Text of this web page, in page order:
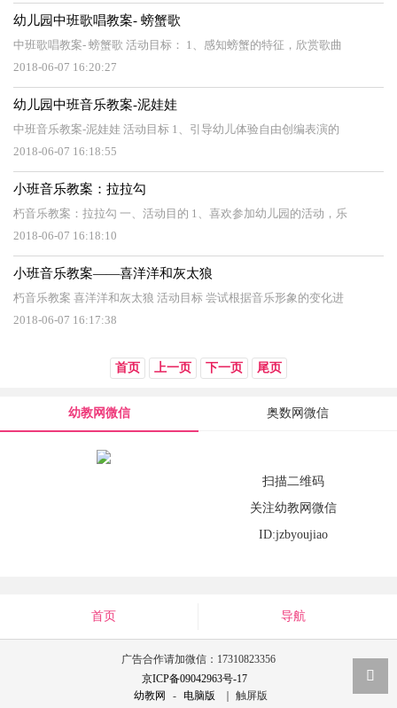
幼儿园中班歌唱教案- 螃蟹歌
中班歌唱教案- 螃蟹歌 活动目标： 1、感知螃蟹的特征，欣赏歌曲
2018-06-07 16:20:27
幼儿园中班音乐教案-泥娃娃
中班音乐教案-泥娃娃 活动目标 1、引导幼儿体验自由创编表演的
2018-06-07 16:18:55
小班音乐教案：拉拉勾
朽音乐教案：拉拉勾 一、活动目的 1、喜欢参加幼儿园的活动，乐
2018-06-07 16:18:10
小班音乐教案——喜洋洋和灰太狼
朽音乐教案 喜洋洋和灰太狼 活动目标 尝试根据音乐形象的变化进
2018-06-07 16:17:38
首页 上一页 下一页 尾页
幼教网微信 奥数网微信
扫描二维码
关注幼教网微信
ID:jzbyoujiao
首页 导航
广告合作请加微信：17310823356
京ICP备09042963号-17
幼教网
- 电脑版
｜ 触屏版